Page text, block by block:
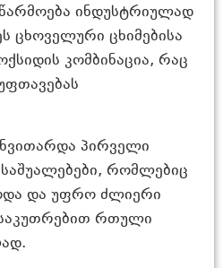
წარმოება ინდუსტრიულად
ცხოველური ცხიმებისა
კომბინაცია, რაც
პირველი
რომლებიც
და უფრო ძლიერი
რთული